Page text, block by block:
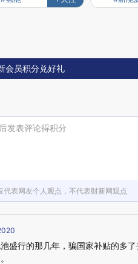
会员积分兑好礼
后发表评论得积分
代表网友个人观点，不代表财新网观点
盛行的那几年，骗国家补贴的多